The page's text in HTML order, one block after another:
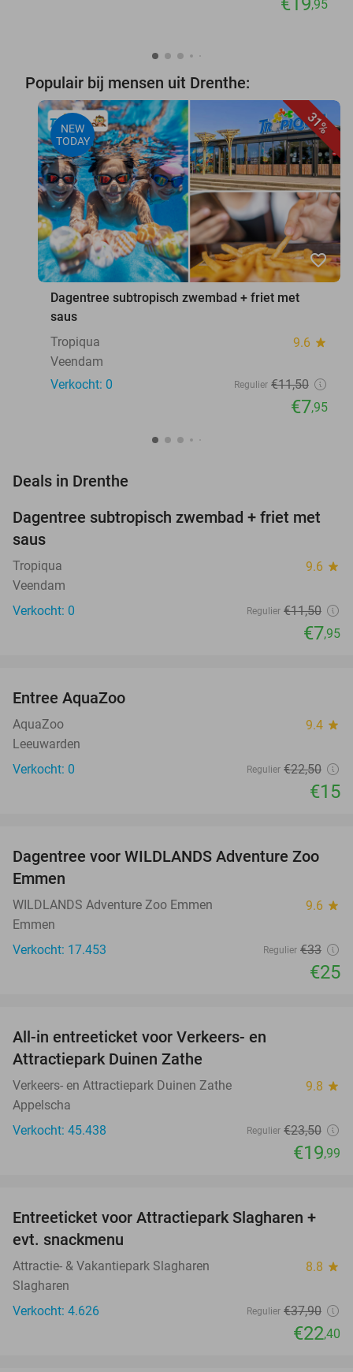
,95
Populair bij mensen uit Drenthe:
31%
NEW
TODAY
favorite_border
Dagentree subtropisch zwembad + friet met
saus
Tropiqua
9.6 star
Veendam
Verkocht: 0
Regulier €11,50
€7,95
Deals in Drenthe
31%
NEW
TODAY
Dagentree subtropisch zwembad + friet met
saus
Tropiqua 9.6 star
Veendam
Verkocht: 0
Regulier €11,50
€7,95
TODAY
Entree AquaZoo
AquaZoo 9.4 star
Leeuwarden
Verkocht: 0
Regulier €22,50
€15
24%
Dagentree voor WILDLANDS Adventure Zoo
Emmen
WILDLANDS Adventure Zoo Emmen 9.6 star
Emmen
Verkocht: 17.453
Regulier €33
€25
All-in entreeticket voor Verkeers- en
Attractiepark Duinen Zathe
Verkeers- en Attractiepark Duinen Zathe 9.8 star
Appelscha
Verkocht: 45.438
Regulier €23,50
€19,99
41%
Entreeticket voor Attractiepark Slagharen +
evt. snackmenu
Attractie- & Vakantiepark Slagharen 8.8 star
Slagharen
Verkocht: 4.626
Regulier €37,90
€22,40